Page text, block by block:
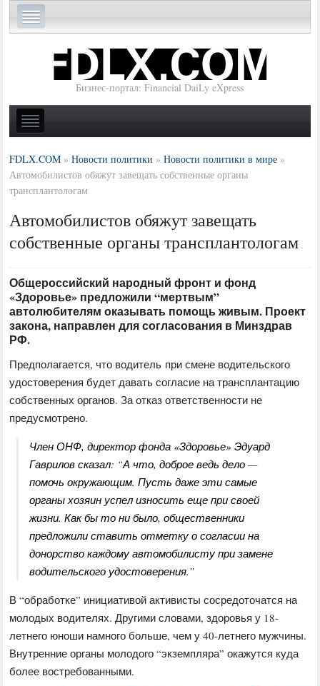
Бизнес-портал: Financial DaiLy eXpress
FDLX.COM »Новости политики »Новости политики в мире »
Автомобилистов обяжут завещать собственные органы
трансплантологам
Автомобилистов обяжут завещать
собственные органы трансплантологам
Общероссийский народный фронт и фонд
«Здоровье» предложили “мертвым”
автолюбителям оказывать помощь живым. Проект
закона, направлен для согласования в Минздрав
РФ.
Предполагается, что водитель при смене водительского
удостоверения будет давать согласие на трансплантацию
собственных органов. За отказ ответственности не
предусмотрено.
Член ОНФ, директор фонда «Здоровье» Эдуард
Гаврилов сказал: “А что, доброе ведь дело —
помочь окружающим. Пусть даже эти самые
органы хозяин успел износить еще при своей
жизни. Как бы то ни было, общественники
предложили ставить отметку о согласии на
донорство каждому автомобилисту при замене
водительского удостоверения.”
В “обработке” инициативой активисты сосредоточатся на
молодых водителях. Другими словами, здоровья у 18-
летнего юноши намного больше, чем у 40-летнего мужчины.
Внутренние органы молодого “экземпляра” окажутся куда
более востребованными.